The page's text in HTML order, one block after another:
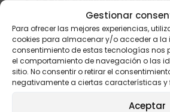
Gestionar
Para ofrecer las mejores experiencias,
cookies para almacenar y/o acceder a la
consentimiento de estas tecnologías nos
el comportamiento de navegación o las
sitio. No consentir o retirar el
negativamente a ciertas características y
Aceptar
comunidad, Derechos
igualdad de género, apoyos
alianzas con otros.
Medioambiental:
de las energías renovables,
medio ambiente y
Más información del Congreso